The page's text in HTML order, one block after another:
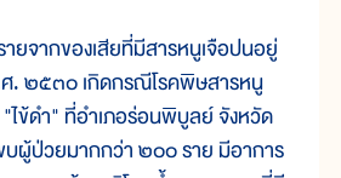
ากของเสียที่มีสารหนูเจือปนอยู่
. ๒๕๓๐ เกิดกรณีโรคพิษสารหนู
"ไข้ดำ" ที่อำเภอร่อนพิบูลย์ จังหวัด
ผู้ป่วยมากกว่า ๒๐๐ ราย มีอาการ